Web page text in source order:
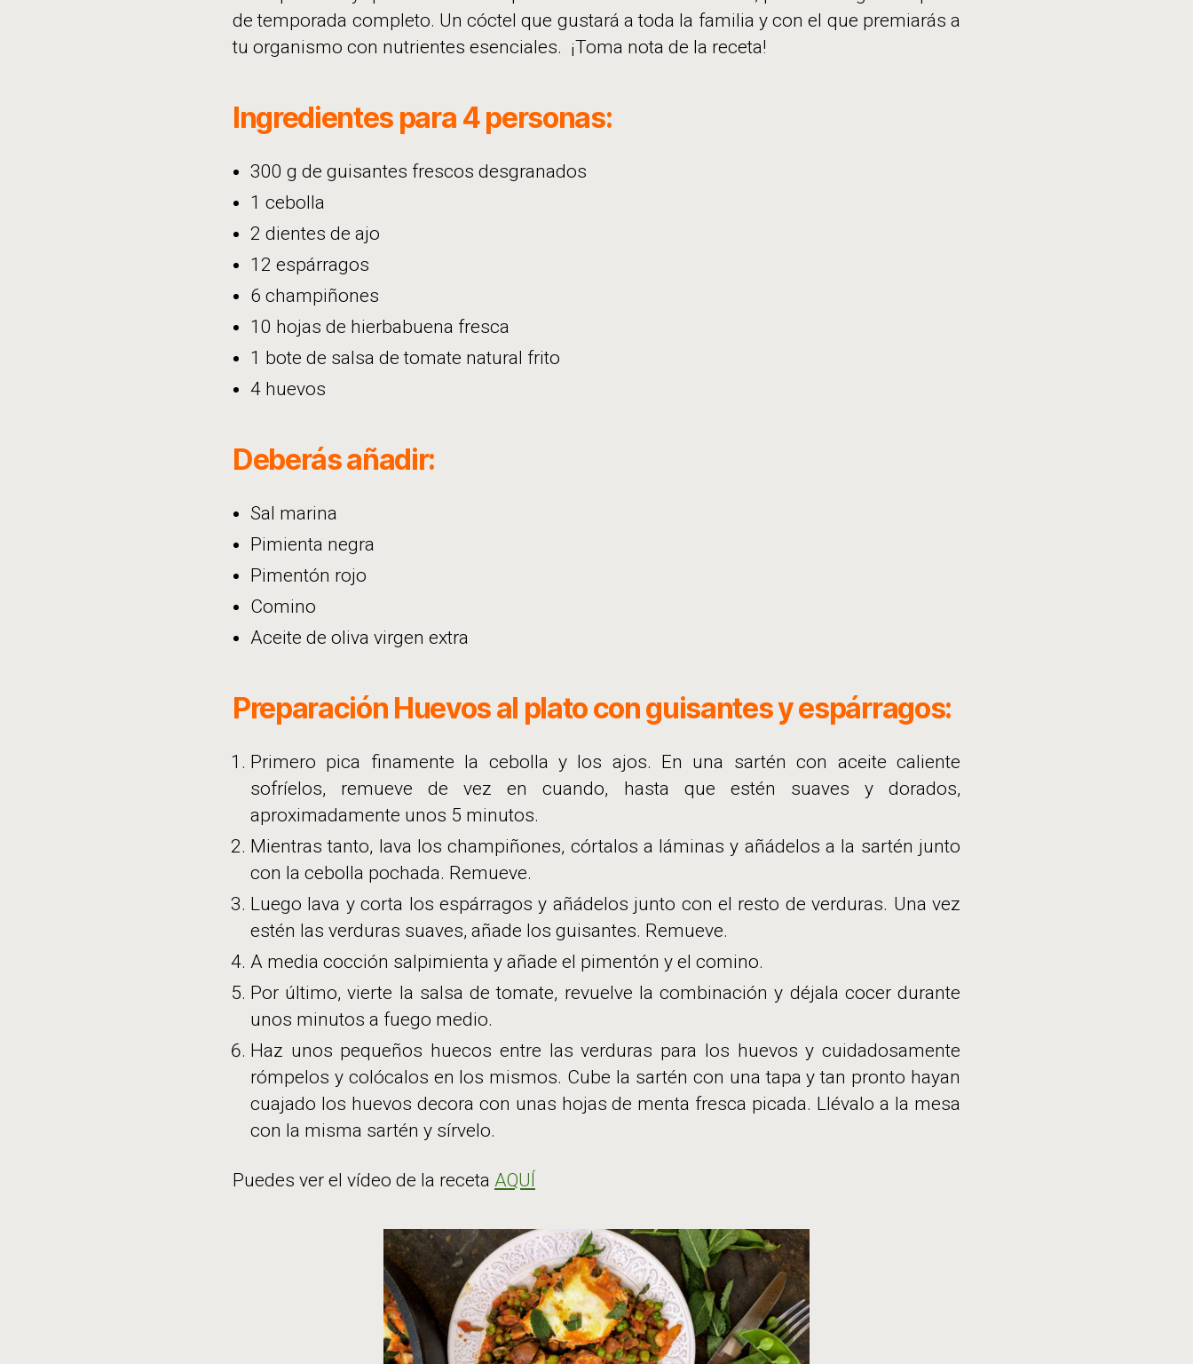
de temporada completo. Un cóctel que gustará a toda la familia y con el que premiarás a
tu organismo con nutrientes esenciales. ¡Toma nota de la receta!
Ingredientes para 4 personas:
300 g de guisantes frescos desgranados
1 cebolla
2 dientes de ajo
12 espárragos
6 champiñones
10 hojas de hierbabuena fresca
1 bote de salsa de tomate natural frito
4 huevos
Deberás añadir:
Sal marina
Pimienta negra
Pimentón rojo
Comino
Aceite de oliva virgen extra
Preparación Huevos al plato con guisantes y espárragos:
Primero pica finamente la cebolla y los ajos. En una sartén con aceite caliente
sofríelos, remueve de vez en cuando, hasta que estén suaves y dorados,
aproximadamente unos 5 minutos.
Mientras tanto, lava los champiñones, córtalos a láminas y añádelos a la sartén junto
con la cebolla pochada. Remueve.
Luego lava y corta los espárragos y añádelos junto con el resto de verduras. Una vez
estén las verduras suaves, añade los guisantes. Remueve.
A media cocción salpimienta y añade el pimentón y el comino.
Por último, vierte la salsa de tomate, revuelve la combinación y déjala cocer durante
unos minutos a fuego medio.
Haz unos pequeños huecos entre las verduras para los huevos y cuidadosamente
rómpelos y colócalos en los mismos. Cube la sartén con una tapa y tan pronto hayan
cuajado los huevos decora con unas hojas de menta fresca picada. Llévalo a la mesa
con la misma sartén y sírvelo.
Puedes ver el vídeo de la receta AQUÍ